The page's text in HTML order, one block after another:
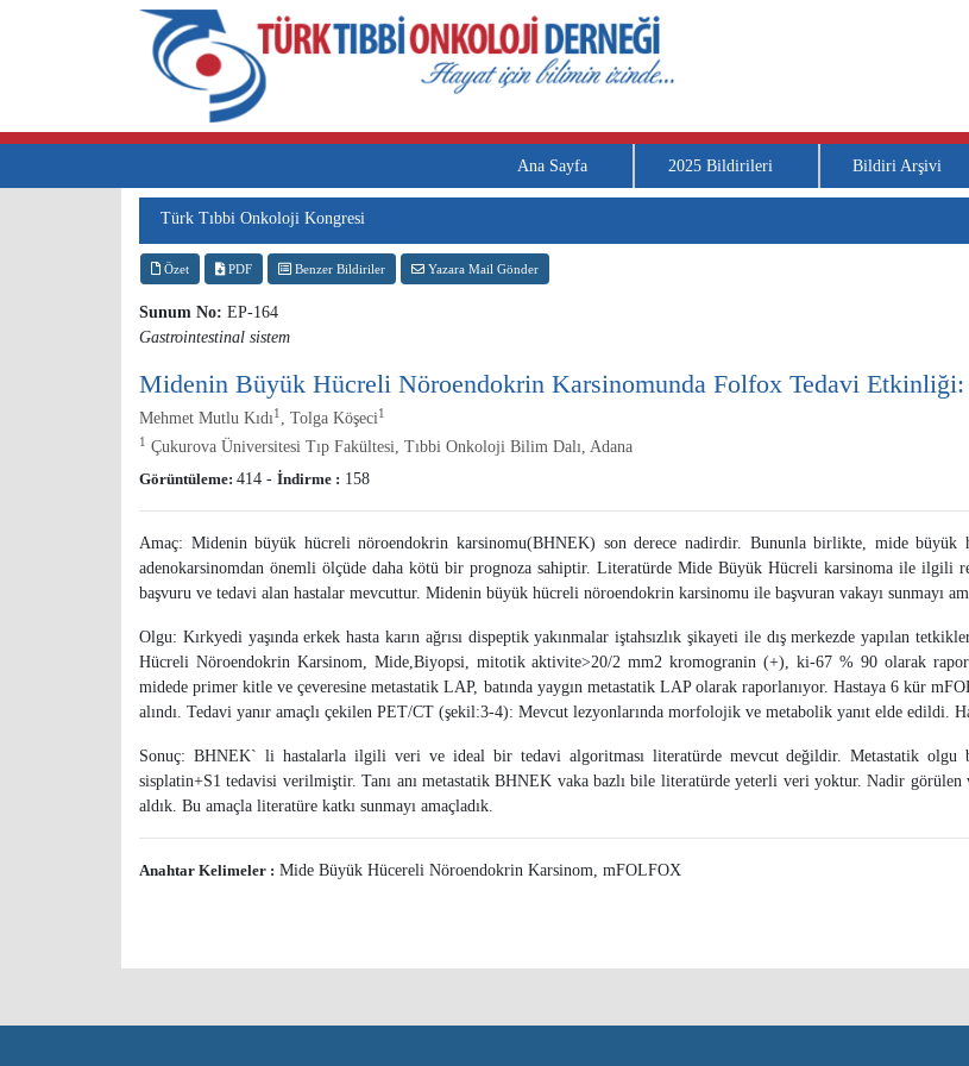
Ana Sayfa 2025 Bildirileri Bildiri Arşivi
Türk Tıbbi Onkoloji Kongresi
Özet PDF Benzer Bildiriler Yazara Mail Gönder
Sunum No: EP-164
Gastrointestinal sistem
Midenin Büyük Hücreli Nöroendokrin Karsinomunda Folfox Tedavi
Mehmet Mutlu Kıdı1 , Tolga Köşeci1
1
Çukurova Üniversitesi Tıp Fakültesi, Tıbbi Onkoloji Bilim Dalı, Adana
Görüntüleme: 414 - İndirme : 158
Amaç: Midenin büyük hücreli nöroendokrin karsinomu(BHNEK) son derece nadirdir. Bununla birlikte, mide
adenokarsinomdan önemli ölçüde daha kötü bir prognoza sahiptir. Literatürde Mide Büyük Hücreli karsinoma ile ilgili
başvuru ve tedavi alan hastalar mevcuttur. Midenin büyük hücreli nöroendokrin karsinomu ile başvuran vakayı sunmayı
Olgu: Kırkyedi yaşında erkek hasta karın ağrısı dispeptik yakınmalar iştahsızlık şikayeti ile dış merkezde yapılan
Hücreli Nöroendokrin Karsinom, Mide,Biyopsi, mitotik aktivite>20/2 mm2 kromogranin (+), ki-67 % 90 olarak
midede primer kitle ve çeveresine metastatik LAP, batında yaygın metastatik LAP olarak raporlanıyor. Hastaya 6 kür
alındı. Tedavi yanır amaçlı çekilen PET/CT (şekil:3-4): Mevcut lezyonlarında morfolojik ve metabolik yanıt elde edildi.
Sonuç: BHNEK` li hastalarla ilgili veri ve ideal bir tedavi algoritması literatürde mevcut değildir. Metastatik olgu
sisplatin+S1 tedavisi verilmiştir. Tanı anı metastatik BHNEK vaka bazlı bile literatürde yeterli veri yoktur. Nadir
aldık. Bu amaçla literatüre katkı sunmayı amaçladık.
Anahtar Kelimeler : Mide Büyük Hücereli Nöroendokrin Karsinom, mFOLFOX